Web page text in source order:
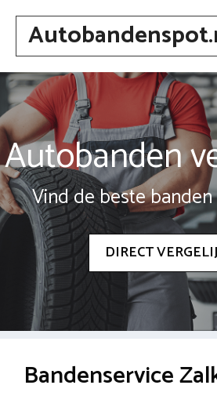
Spring
inhoud
Autobanden
Vind de beste
DIRECT
Bandenservice